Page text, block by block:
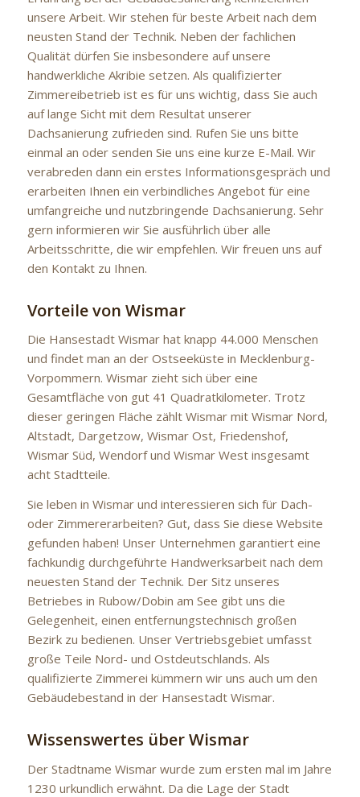
unsere Arbeit. Wir stehen für beste Arbeit nach dem
neusten Stand der Technik. Neben der fachlichen
Qualität dürfen Sie insbesondere auf unsere
handwerkliche Akribie setzen. Als qualifizierter
Zimmereibetrieb ist es für uns wichtig, dass Sie auch
auf lange Sicht mit dem Resultat unserer
Dachsanierung zufrieden sind. Rufen Sie uns bitte
einmal an oder senden Sie uns eine kurze E-Mail. Wir
verabreden dann ein erstes Informationsgespräch und
erarbeiten Ihnen ein verbindliches Angebot für eine
umfangreiche und nutzbringende Dachsanierung. Sehr
gern informieren wir Sie ausführlich über alle
Arbeitsschritte, die wir empfehlen. Wir freuen uns auf
den Kontakt zu Ihnen.
Vorteile von Wismar
Die Hansestadt Wismar hat knapp 44.000 Menschen
und findet man an der Ostseeküste in Mecklenburg-
Vorpommern. Wismar zieht sich über eine
Gesamtfläche von gut 41 Quadratkilometer. Trotz
dieser geringen Fläche zählt Wismar mit Wismar Nord,
Altstadt, Dargetzow, Wismar Ost, Friedenshof,
Wismar Süd, Wendorf und Wismar West insgesamt
acht Stadtteile.
Sie leben in Wismar und interessieren sich für Dach-
oder Zimmererarbeiten? Gut, dass Sie diese Website
gefunden haben! Unser Unternehmen garantiert eine
fachkundig durchgeführte Handwerksarbeit nach dem
neuesten Stand der Technik. Der Sitz unseres
Betriebes in Rubow/Dobin am See gibt uns die
Gelegenheit, einen entfernungstechnisch großen
Bezirk zu bedienen. Unser Vertriebsgebiet umfasst
große Teile Nord- und Ostdeutschlands. Als
qualifizierte Zimmerei kümmern wir uns auch um den
Gebäudebestand in der Hansestadt Wismar.
Wissenswertes über Wismar
Der Stadtname Wismar wurde zum ersten mal im Jahre
1230 urkundlich erwähnt. Da die Lage der Stadt